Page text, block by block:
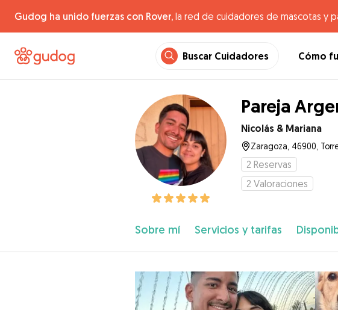
Gudog ha unido fuerzas con Rover, la red de cuidadores de mascotas y
Buscar Cuidadores Cómo
Pareja
Nicolás & Mariana
Zaragoza, 46900,
2 Reservas
2 Valoraciones
Sobre mí Servicios y tarifas